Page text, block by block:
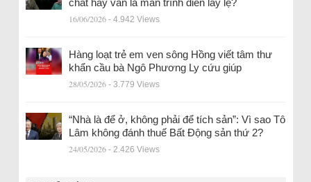
chất hay vẫn là màn trình diễn lấy lệ?
16/06/2026 - 4.942 Views
Hàng loạt trẻ em ven sông Hồng viết tâm thư
khẩn cầu bà Ngô Phương Ly cứu giúp
28/05/2026 - 3.779 Views
“Nhà là để ở, không phải để tích sản”: Vì sao Tô
Lâm không đánh thuế Bất Động sản thứ 2?
24/05/2026 - 2.426 Views